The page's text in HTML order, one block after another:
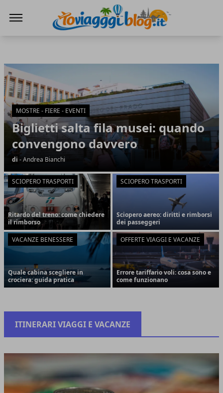
Articoli in Evidenza
MOSTRE - FIERE - EVENTI
Biglietti salta fila musei: quando
convengono davvero
di - Andrea Bianchi
SCIOPERO TRASPORTI
Ritardo del treno: come chiedere
il rimborso
SCIOPERO TRASPORTI
Sciopero aereo: diritti e rimborsi
dei passeggeri
VACANZE BENESSERE
Quale cabina scegliere in
crociera: guida pratica
OFFERTE VIAGGI E VACANZE
Errore tariffario voli: cosa sono e
come funzionano
ITINERARI VIAGGI E VACANZE